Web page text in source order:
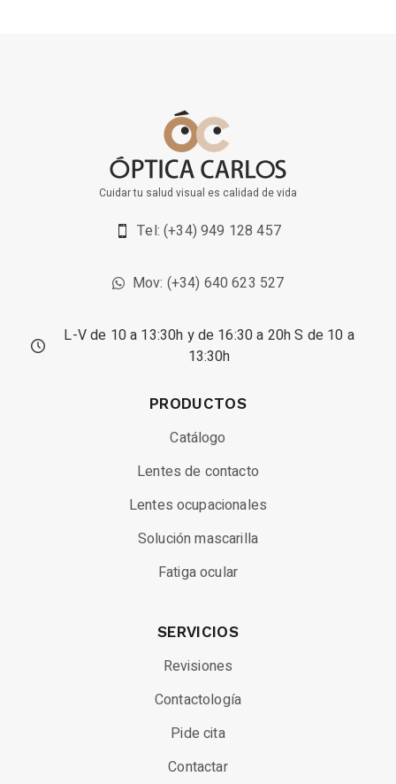
Cuidar tu salud visual es calidad de vida
Tel: (+34) 949 128 457
Mov: (+34) 640 623 527
L-V de 10 a 13:30h y de 16:30 a 20h S de 10 a
13:30h
PRODUCTOS
Catálogo
Lentes de contacto
Lentes ocupacionales
Solución mascarilla
Fatiga ocular
SERVICIOS
Revisiones
Contactología
Pide cita
Contactar